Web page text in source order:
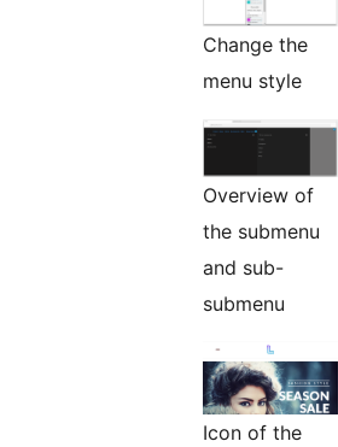
Change the
menu style
Overview of
the submenu
and sub-
submenu
Icon of the